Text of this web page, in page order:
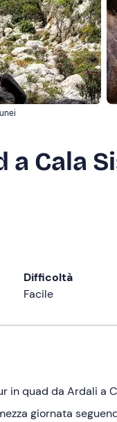
a Cala
Difficoltà
Facile
in quad da Ardali a
giornata